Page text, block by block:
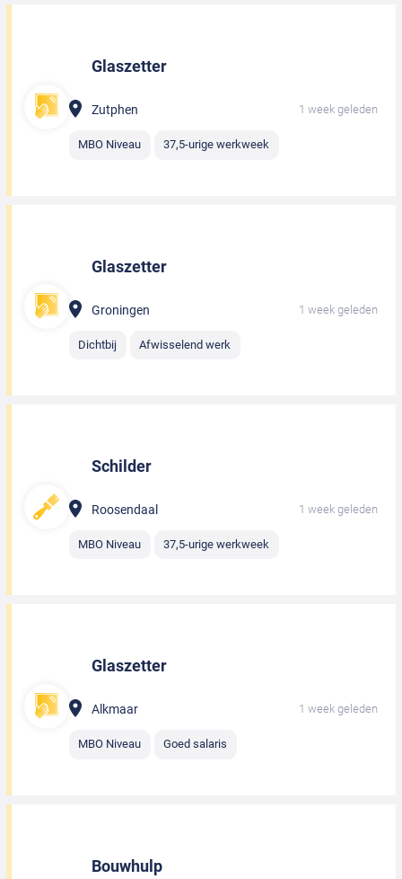
Glaszetter
Zutphen 1 week geleden
MBO Niveau 37,5-urige werkweek
Glaszetter
Groningen 1 week geleden
Dichtbij Afwisselend werk
Schilder
Roosendaal 1 week geleden
MBO Niveau 37,5-urige werkweek
Glaszetter
Alkmaar 1 week geleden
MBO Niveau Goed salaris
Bouwhulp